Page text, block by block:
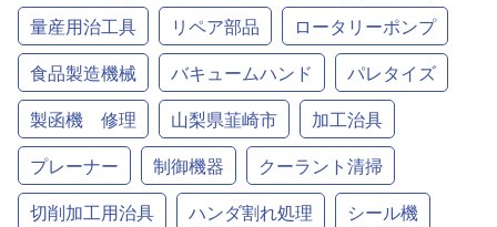
量産用治工具
リペア部品
ロータリーポンプ
食品製造機械
バキュームハンド
パレタイズ
製函機 修理
山梨県韮崎市
加工治具
プレーナー
制御機器
クーラント清掃
切削加工用治具
ハンダ割れ処理
シール機